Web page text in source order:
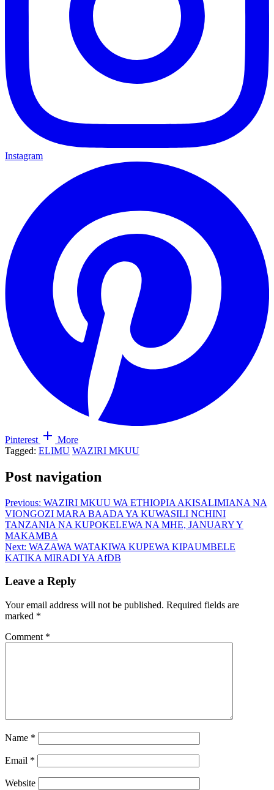
Instagram
Pinterest
More
Tagged: ELIMU WAZIRI MKUU
Post navigation
Previous: WAZIRI MKUU WA ETHIOPIA AKISALIMIANA NA
VIONGOZI MARA BAADA YA KUWASILI NCHINI
TANZANIA NA KUPOKELEWA NA MHE, JANUARY Y
MAKAMBA
Next: WAZAWA WATAKIWA KUPEWA KIPAUMBELE
KATIKA MIRADI YA AfDB
Leave a Reply
Your email address will not be published. Required fields are
marked *
Comment *
Name *
Email *
Website